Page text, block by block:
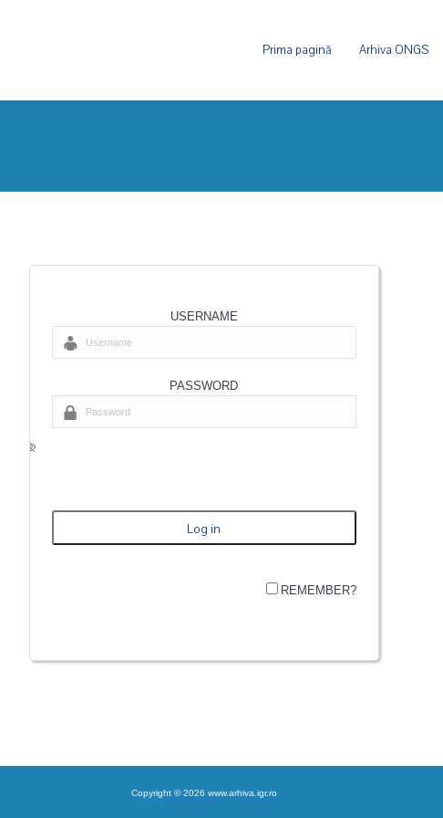
Prima pagină Arhiva ONGS
USERNAME
PASSWORD
REMEMBER?
Copyright © 2026 www.arhiva.igr.ro